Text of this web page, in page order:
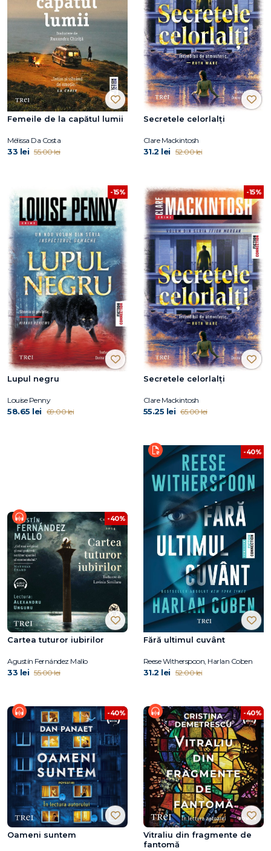
Femeile de la capătul lumii
Mélissa Da Costa
33 lei 55.00 lei
Secretele celorlalți
Clare Mackintosh
31.2 lei 52.00 lei
-15%
Lupul negru
Louise Penny
58.65 lei 69.00 lei
-15%
Secretele celorlalți
Clare Mackintosh
55.25 lei 65.00 lei
-40%
Cartea tuturor iubirilor
Agustín Fernández Mallo
33 lei 55.00 lei
-40%
Fără ultimul cuvânt
Reese Witherspoon, Harlan Coben
31.2 lei 52.00 lei
-40%
Oameni suntem
-40%
Vitraliu din fragmente de
fantomă